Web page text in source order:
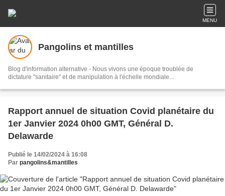
MENU
Pangolins et mantilles
Blog d'information alternative - Nous vivons une époque troublée de
dictature "sanitaire" et de manipulation à l'échelle mondiale...
Rapport annuel de situation Covid planétaire du
1er Janvier 2024 0h00 GMT, Général D.
Delawarde
Publié le 14/02/2024 à 16:08
Par pangolins&mantilles